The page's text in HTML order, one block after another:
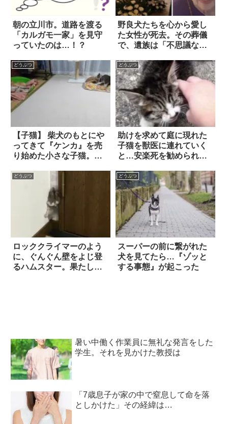
朝の立川市。道路を渡る
「カルガモ一家」を見守
っていたのは…！？
野良犬たちを心から愛し
た女性が死去。その葬儀
で、遺族は「不思議な光
どうぶつ
【子猫】 柴犬のもとにや
ってきて『ケンカ』を売
り始めた小さな子猫。こ
まうのか…！？
どうぶつ
助けを求めて庭に現れた
子猫を獣医に連れていく
と…安楽死を勧められ
週間看病を続けたら！？
どうぶつ
ロッククライマーのよう
に、ぐんぐん壁をよじ登
るハムスター。果たし
どうぶつ
スーパーの前に繋がれた
犬を見てたら…『ゾッと
する事態』が起こった
暑い中働く作業員に無礼な発言をした
学生。それを見かけた教授は
「7歳息子が家の中で窒息して命を落
としかけた」その経緯は…